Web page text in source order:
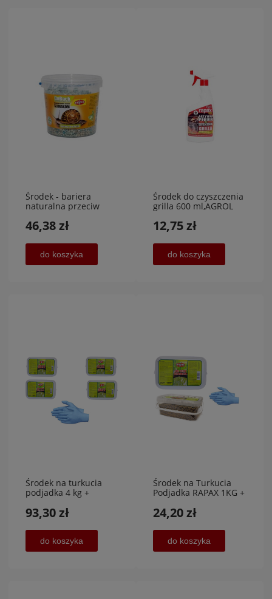
Środek - bariera
naturalna przeciw
PROMOCJA
46,38 zł
do koszyka
Środek do czyszczenia
grilla 600 ml,AGROL
12,75 zł
do koszyka
Środek na turkucia
podjadka 4 kg +
GRATIS
93,30 zł
do koszyka
Środek na Turkucia
Podjadka RAPAX 1KG +
24,20 zł
do koszyka